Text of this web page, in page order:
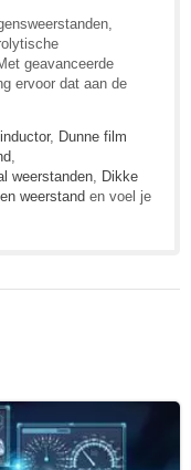
geavanceerde
ervoor dat aan de
, Dunne film
weerstanden
Dikke
weerstand en voel je